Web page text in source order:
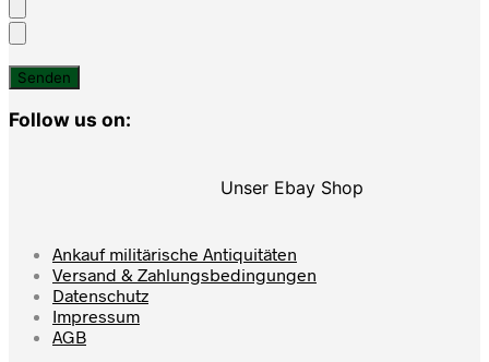
Follow us on:
Unser Ebay Shop
Ankauf militärische Antiquitäten
Versand & Zahlungsbedingungen
Datenschutz
Impressum
AGB